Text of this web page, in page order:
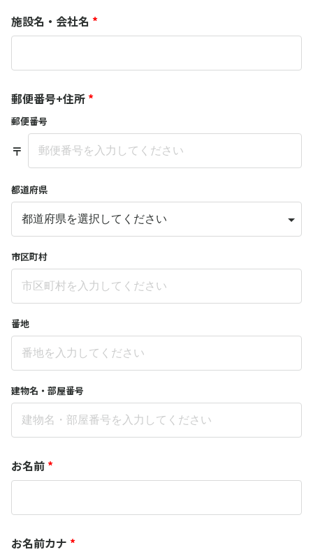
施設名・会社名 *
郵便番号+住所 *
郵便番号
〒
都道府県
市区町村
番地
建物名・部屋番号
お名前 *
お名前カナ *